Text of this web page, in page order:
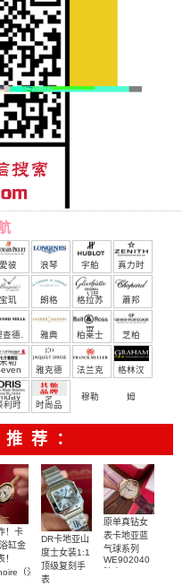
愛彼 浪琴 宇舶
（恒
宝）
真力时
宝玑 朗格 格拉苏
蒂
蕭邦
查德.
米勒
雅典 柏莱士 芝柏
雅克德
罗
法兰克
穆勒
格林汉
姆
利时 时尚品
牌/原单
荐：
！卡
缸金
！
（浴
DR卡地亚山
度士女装1:1
顶级复刻手
表
原单真钻女
表卡地亚蓝
气球系列
WE902040